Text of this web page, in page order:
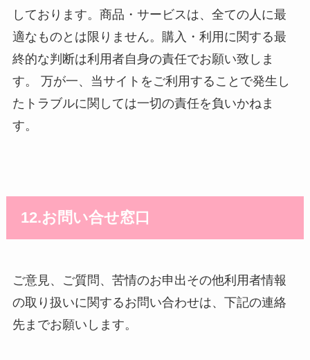
しております。商品・サービスは、全ての人に最
適なものとは限りません。購入・利用に関する最
終的な判断は利用者自身の責任でお願い致しま
す。 万が一、当サイトをご利用することで発生し
たトラブルに関しては一切の責任を負いかねま
す。
12.お問い合せ窓口
ご意見、ご質問、苦情のお申出その他利用者情報
の取り扱いに関するお問い合わせは、下記の連絡
先までお願いします。